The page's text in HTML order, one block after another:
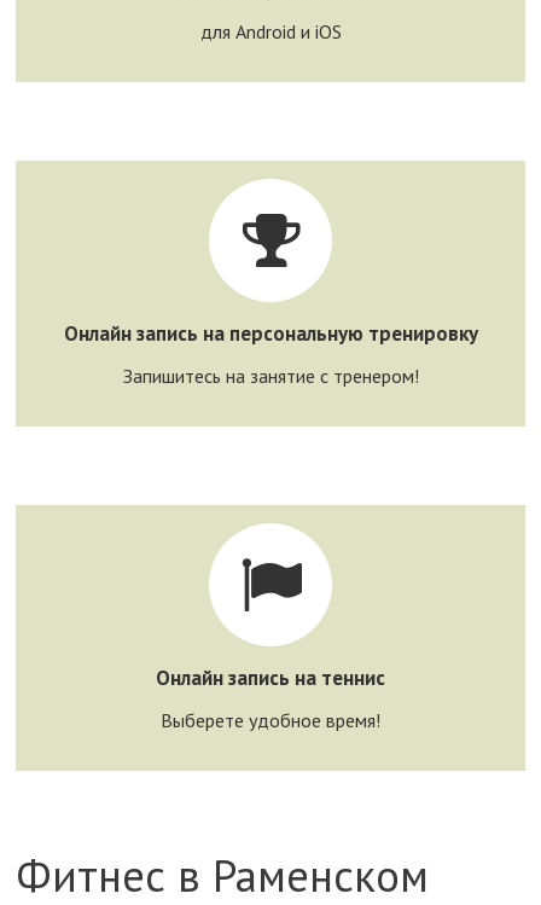
для Android и iOS
Онлайн запись на персональную тренировку
Запишитесь на занятие с тренером!
Онлайн запись на персональную тренировку
Запишитесь на занятие с тренером!
Записаться!
Онлайн запись на теннис
Выберете удобное время!
Онлайн запись на теннис!
Выберете удобное время!
Записаться!
Фитнес в Раменском